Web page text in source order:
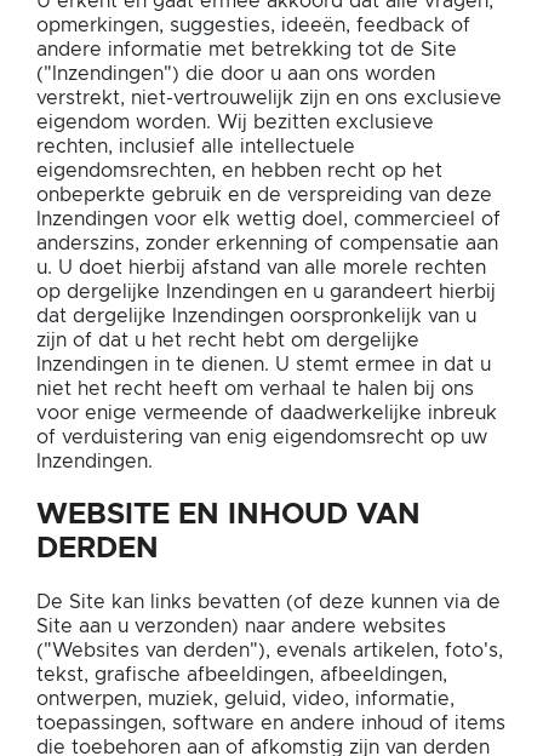
opmerkingen, suggesties, ideeën, feedback of
andere informatie met betrekking tot de Site
("Inzendingen") die door u aan ons worden
verstrekt, niet-vertrouwelijk zijn en ons exclusieve
eigendom worden. Wij bezitten exclusieve
rechten, inclusief alle intellectuele
eigendomsrechten, en hebben recht op het
onbeperkte gebruik en de verspreiding van deze
Inzendingen voor elk wettig doel, commercieel of
anderszins, zonder erkenning of compensatie aan
u. U doet hierbij afstand van alle morele rechten
op dergelijke Inzendingen en u garandeert hierbij
dat dergelijke Inzendingen oorspronkelijk van u
zijn of dat u het recht hebt om dergelijke
Inzendingen in te dienen. U stemt ermee in dat u
niet het recht heeft om verhaal te halen bij ons
voor enige vermeende of daadwerkelijke inbreuk
of verduistering van enig eigendomsrecht op uw
Inzendingen.
WEBSITE EN INHOUD VAN
DERDEN
De Site kan links bevatten (of deze kunnen via de
Site aan u verzonden) naar andere websites
("Websites van derden"), evenals artikelen, foto's,
tekst, grafische afbeeldingen, afbeeldingen,
ontwerpen, muziek, geluid, video, informatie,
toepassingen, software en andere inhoud of items
die toebehoren aan of afkomstig zijn van derden